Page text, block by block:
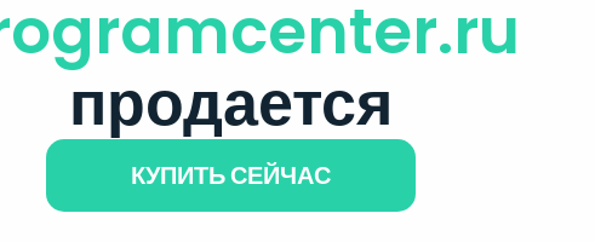
продается
КУПИТЬ СЕЙЧАС